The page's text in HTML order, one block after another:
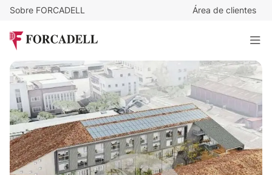
Sobre FORCADELL Área de clientes
NOCCO - 22@ - Barcelona
4.066 m²